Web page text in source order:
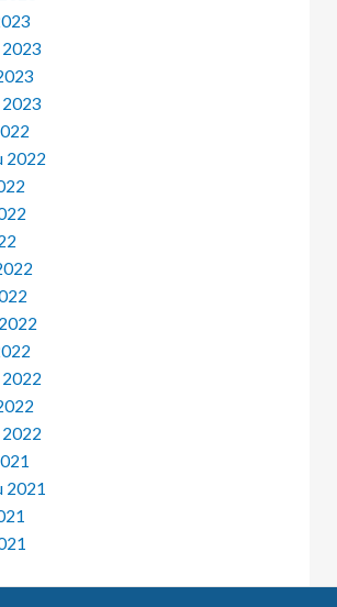
2022
2021